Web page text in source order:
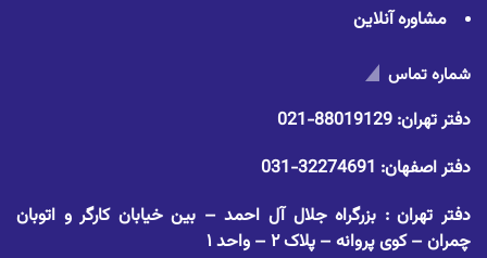
مشاوره آنلاین
شماره تماس
دفتر تهران: 88019129-021
دفتر اصفهان: 32274691-031
دفتر تهران : بزرگراه جلال آل احمد – بین خیابان کارگر و اتوبان
چمران – کوی پروانه – پلاک ۲ – واحد ۱